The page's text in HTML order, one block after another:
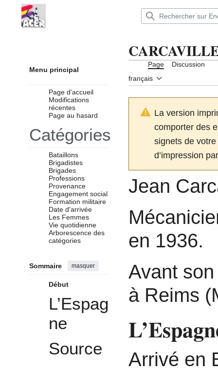
contenu
Encyclopédie : Brigades
Menu principal
Page d’accueil
Modifications
récentes
Page au hasard
Catégories
Bataillons
Brigadistes
Brigades
Professions
Provenance
Engagement social
Formation militaire
Date d'arrivée
Les Femmes
Vie quotidienne
Arborescence des
catégories
Sommaire masquer
Début
L’Espag
ne
Source
Page
Discussion
français
La version
comporter des
signets de
d’impression
Jean
en 1936.
Avant
à Reims
Arrivé en